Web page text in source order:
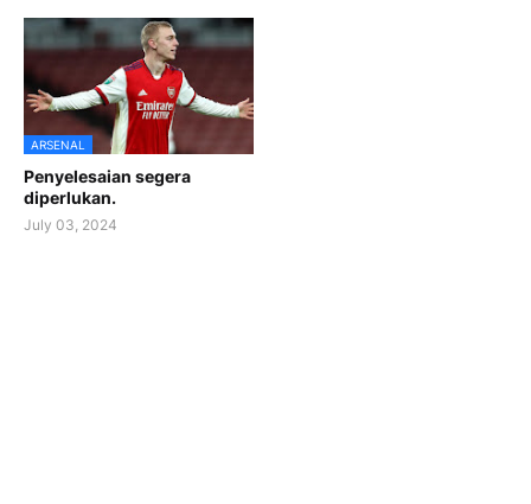
ARSENAL
Penyelesaian segera
diperlukan.
July 03, 2024